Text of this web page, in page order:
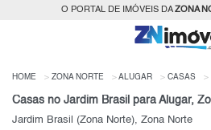
O PORTAL DE IMÓVEIS DAZONA
HOME ZONA NORTE ALUGAR CASAS
Casas no Jardim Brasil para Alugar,
Jardim Brasil (Zona Norte), Zona Norte